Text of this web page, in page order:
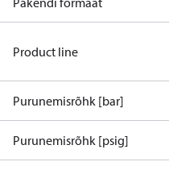
Product line
Purunemisrõhk [bar]
Purunemisrõhk [psig]